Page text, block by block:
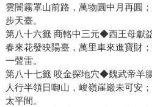
雲闇霧罩山前路，萬物圓中月再圓
步天臺。
第八十六籤 商輅中三元◆西王母獻
春來花發映陽臺，萬里車來進寶財
一聲雷。
第八十七籤 咬金探地穴◆魏武帝羊
人行半領日啣山，峻嶺崖巖未可安
太平間。